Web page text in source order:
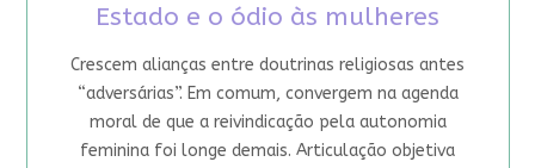
Estado e o ódio às mulheres
Crescem alianças entre doutrinas religiosas antes
“adversárias”. Em comum, convergem na agenda
moral de que a reivindicação pela autonomia
feminina foi longe demais. Articulação objetiva